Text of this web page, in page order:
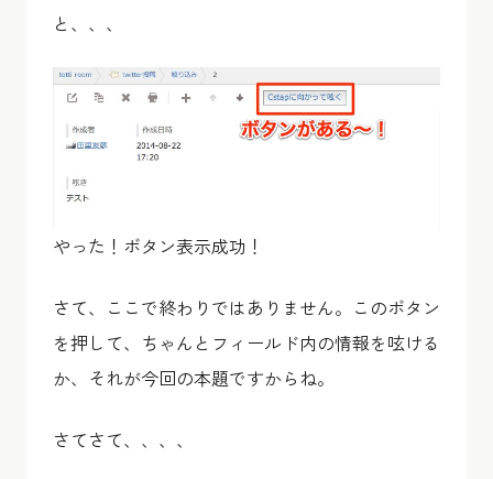
と、、、
やった！ボタン表示成功！
さて、ここで終わりではありません。このボタン
を押して、ちゃんとフィールド内の情報を呟ける
か、それが今回の本題ですからね。
さてさて、、、、